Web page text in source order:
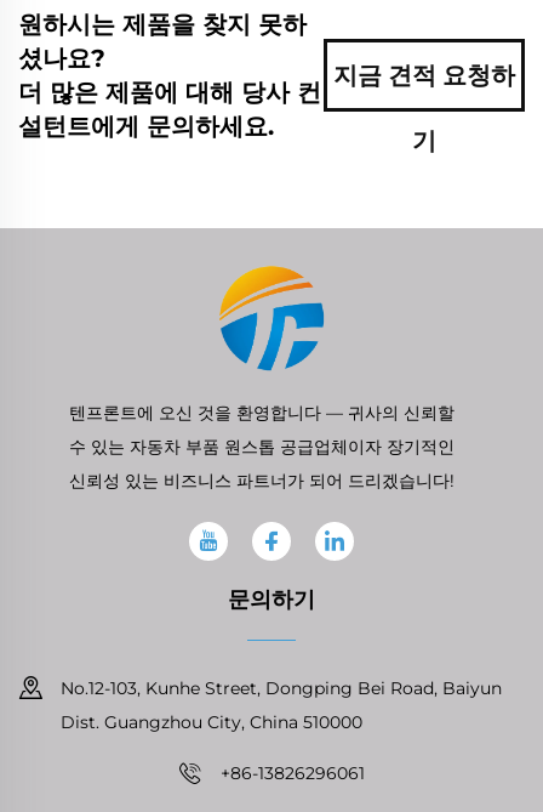
원하시는 제품을 찾지 못하
셨나요?
더 많은 제품에 대해 당사 컨
설턴트에게 문의하세요.
지금 견적 요청하
기
텐프론트에 오신 것을 환영합니다 — 귀사의 신뢰할
수 있는 자동차 부품 원스톱 공급업체이자 장기적인
신뢰성 있는 비즈니스 파트너가 되어 드리겠습니다!
문의하기
No.12-103, Kunhe Street, Dongping Bei Road, Baiyun
Dist. Guangzhou City, China 510000
+86-13826296061